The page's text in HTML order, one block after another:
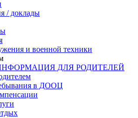
/ доклады
и военной техники
ДЛЯ РОДИТЕЛЕЙ
в ДООЦ